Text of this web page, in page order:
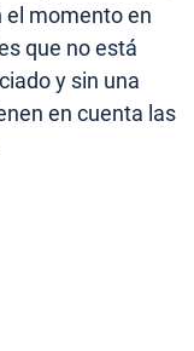
el momento en
que no está
y sin una
en cuenta las